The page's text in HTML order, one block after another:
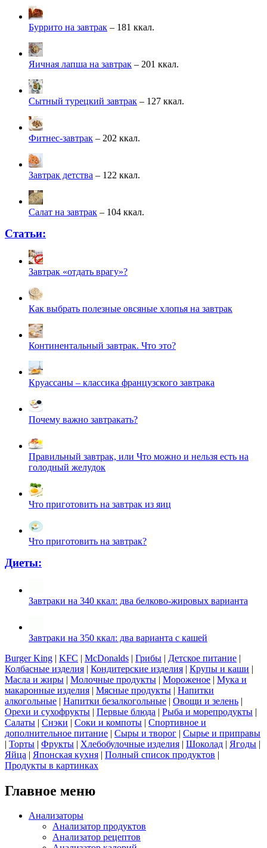
Буррито на завтрак – 181 ккал.
Яичная лапша на завтрак – 201 ккал.
Сытный турецкий завтрак – 127 ккал.
Фитнес-завтрак – 202 ккал.
Завтрак детства – 122 ккал.
Салат на завтрак – 104 ккал.
Статьи:
Завтрак «отдать врагу»?
Как выбрать полезные овсяные хлопья на завтрак
Континентальный завтрак. Что это?
Круассаны – классика французского завтрака
Почему важно завтракать?
Правильный завтрак, или Что можно и нельзя есть на
голодный желудок
Что приготовить на завтрак из яиц
Что приготовить на завтрак?
Диеты:
Завтраки на 340 ккал: два белково-жировых варианта
Завтраки на 350 ккал: два варианта с кашей
Burger King | KFC | McDonalds | Грибы | Детское питание |
Колбасные изделия | Кондитерские изделия | Крупы и каши |
Масла и жиры | Молочные продукты | Мороженое | Мука и
макаронные изделия | Мясные продукты | Напитки
алкогольные | Напитки безалкогольные | Овощи и зелень |
Орехи и сухофрукты | Первые блюда | Рыба и морепродукты |
Салаты | Снэки | Соки и компоты | Спортивное и
дополнительное питание | Сыры и творог | Сырье и приправы
| Торты | Фрукты | Хлебобулочные изделия | Шоколад | Ягоды |
Яйца | Японская кухня | Полный список продуктов |
Продукты в картинках
Главное меню
Анализаторы
Анализатор продуктов
Анализатор рецептов